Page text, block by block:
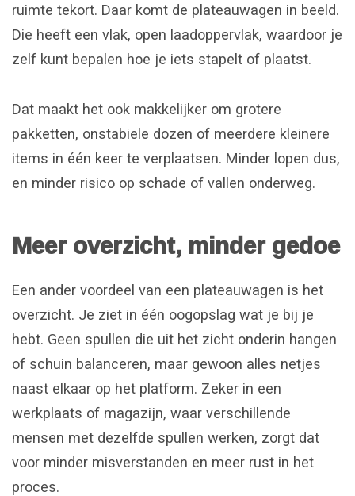
ruimte tekort. Daar komt de plateauwagen in beeld.
Die heeft een vlak, open laadoppervlak, waardoor je
zelf kunt bepalen hoe je iets stapelt of plaatst.
Dat maakt het ook makkelijker om grotere
pakketten, onstabiele dozen of meerdere kleinere
items in één keer te verplaatsen. Minder lopen dus,
en minder risico op schade of vallen onderweg.
Meer overzicht, minder gedoe
Een ander voordeel van een plateauwagen is het
overzicht. Je ziet in één oogopslag wat je bij je
hebt. Geen spullen die uit het zicht onderin hangen
of schuin balanceren, maar gewoon alles netjes
naast elkaar op het platform. Zeker in een
werkplaats of magazijn, waar verschillende
mensen met dezelfde spullen werken, zorgt dat
voor minder misverstanden en meer rust in het
proces.